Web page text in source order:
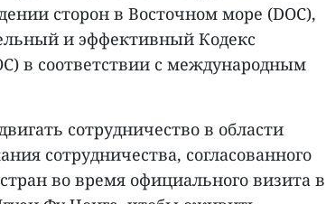
сторон в Восточном море (DOC),
и эффективный Кодекс
в соответствии с международным
сотрудничество в области
сотрудничества, согласованного
во время официального визита в